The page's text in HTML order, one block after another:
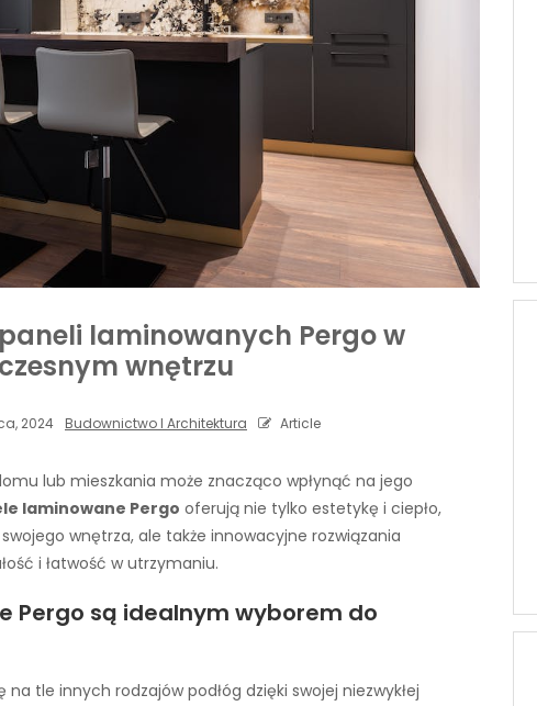
laminowanych Pergo w
wnętrzu
2024 Budownictwo I Architektura Article
lub mieszkania może znacząco wpłynąć na jego
laminowane Pergo oferują nie tylko estetykę i ciepło,
wnętrza, ale także innowacyjne rozwiązania
i łatwość w utrzymaniu.
Pergo są idealnym wyborem do
na tle innych rodzajów podłóg dzięki swojej niezwykłej